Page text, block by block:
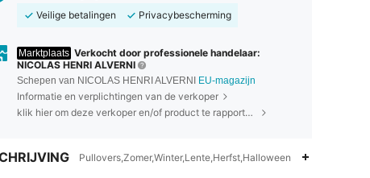
Veilige betalingen
Privacybescherming
Marktplaats Verkocht door professionele handelaar:
NICOLAS HENRI ALVERNI
Schepen van NICOLAS HENRI ALVERNI EU-magazijn
Informatie en verplichtingen van de verkoper
klik hier om deze verkoper en/of product te rapporteren.
Pullovers,Zomer,Winter,Lente,Herfst,Halloween